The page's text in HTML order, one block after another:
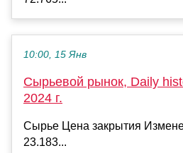
10:00, 15 Янв
Сырьевой рынок, Daily
2024 г.
Сырье Цена закрытия
23.183...